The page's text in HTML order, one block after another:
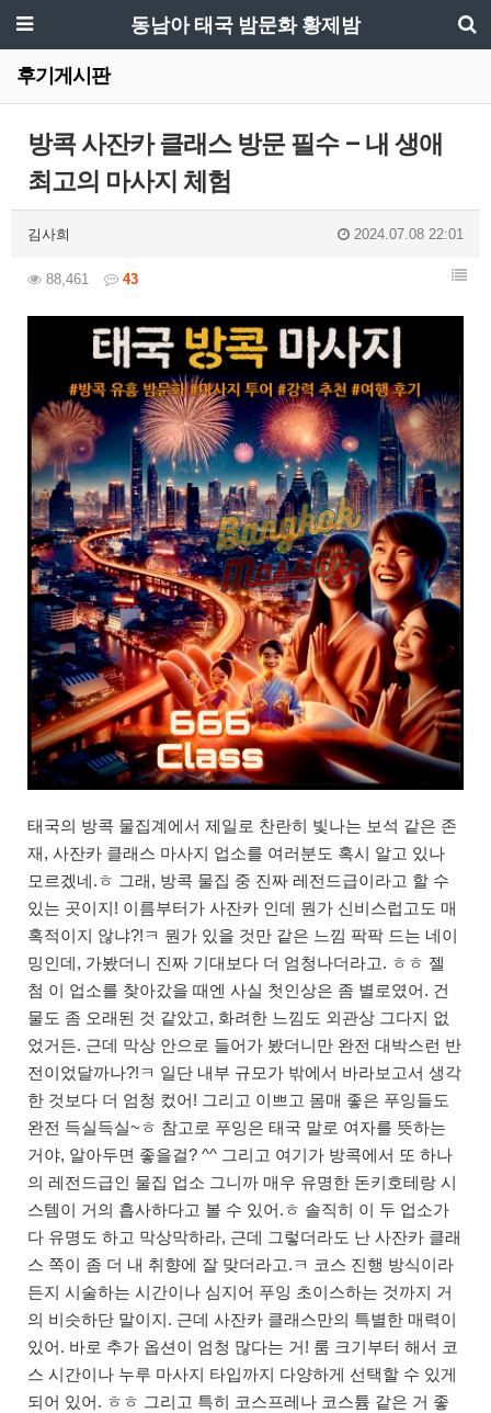
동남아 태국 밤문화 황제밤
후기게시판
방콕 사잔카 클래스 방문 필수 – 내 생애
최고의 마사지 체험
김사희 2024.07.08 22:01
88,461 43
태국의 방콕 물집계에서 제일로 찬란히 빛나는 보석 같은 존
재, 사잔카 클래스 마사지 업소를 여러분도 혹시 알고 있나
모르겠네.ㅎ 그래, 방콕 물집 중 진짜 레전드급이라고 할 수
있는 곳이지! 이름부터가 사잔카 인데 뭔가 신비스럽고도 매
혹적이지 않냐?!ㅋ 뭔가 있을 것만 같은 느낌 팍팍 드는 네이
밍인데, 가봤더니 진짜 기대보다 더 엄청나더라고. ㅎㅎ 젤
첨 이 업소를 찾아갔을 때엔 사실 첫인상은 좀 별로였어. 건
물도 좀 오래된 것 같았고, 화려한 느낌도 외관상 그다지 없
었거든. 근데 막상 안으로 들어가 봤더니만 완전 대박스런 반
전이었달까나?!ㅋ 일단 내부 규모가 밖에서 바라보고서 생각
한 것보다 더 엄청 컸어! 그리고 이쁘고 몸매 좋은 푸잉들도
완전 득실득실~ㅎ 참고로 푸잉은 태국 말로 여자를 뜻하는
거야, 알아두면 좋을걸? ^^ 그리고 여기가 방콕에서 또 하나
의 레전드급인 물집 업소 그니까 매우 유명한 돈키호테랑 시
스템이 거의 흡사하다고 볼 수 있어.ㅎ 솔직히 이 두 업소가
다 유명도 하고 막상막하라, 근데 그렇더라도 난 사잔카 클래
스 쪽이 좀 더 내 취향에 잘 맞더라고.ㅋ 코스 진행 방식이라
든지 시술하는 시간이나 심지어 푸잉 초이스하는 것까지 거
의 비슷하단 말이지. 근데 사잔카 클래스만의 특별한 매력이
있어. 바로 추가 옵션이 엄청 많다는 거! 룸 크기부터 해서 코
스 시간이나 누루 마사지 타입까지 다양하게 선택할 수 있게
되어 있어. ㅎㅎ 그리고 특히 코스프레나 코스튬 같은 거 좋